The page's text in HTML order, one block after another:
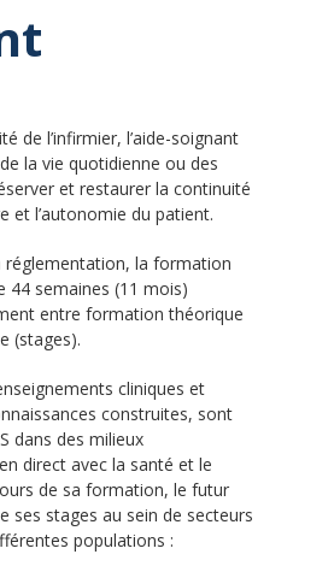
de l’infirmier, l’aide-soignant
la vie quotidienne ou des
et restaurer la continuité
et l’autonomie du patient.
la formation
44 semaines (11 mois)
entre formation théorique
(stages).
cliniques et
construites, sont
dans des milieux
direct avec la santé et le
de sa formation, le futur
ses stages au sein de secteurs
populations :